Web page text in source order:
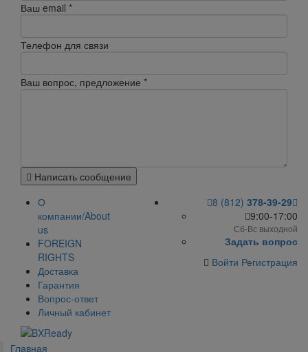
Ваш email *
Телефон для связи
Ваш вопрос, предложение *
Написать сообщение
О
компании/About
us
FOREIGN
RIGHTS
Доставка
Гарантия
Вопрос-ответ
Личный кабинет
8 (812) 378-39-29
9:00-17:00
Сб-Вс выходной
Задать вопрос
Войти Регистрация
Главная